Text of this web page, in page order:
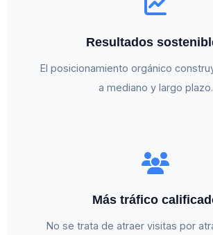
Resultados
El posicionamiento orgánico
a mediano y largo plazo.
Más tráfico
No se trata de atraer visitas por